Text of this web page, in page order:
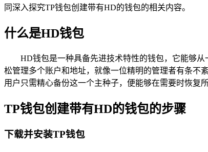
同深入探究TP钱包创建带有HD的钱包的相关内容。
什么是HD钱包
HD钱包是一种具备先进技术特性的钱包，它能够
松管理多个账户和地址，就像一位精明的管理者有条不
用户只需精心备份这一个主种子，便能够在需要时恢复
TP钱包创建带有HD的钱包的步骤
下载并安装TP钱包